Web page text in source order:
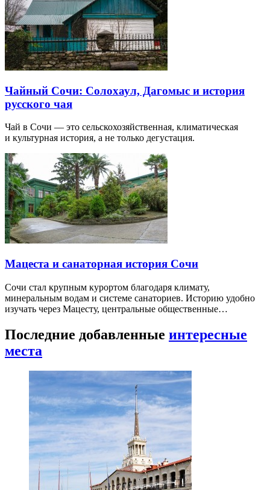
Чайный Сочи: Солохаул, Дагомыс и история
русского чая
Чай в Сочи — это сельскохозяйственная, климатическая
и культурная история, а не только дегустация.
Мацеста и санаторная история Сочи
Сочи стал крупным курортом благодаря климату,
минеральным водам и системе санаториев. Историю удобно
изучать через Мацесту, центральные общественные…
Последние добавленные интересные
места